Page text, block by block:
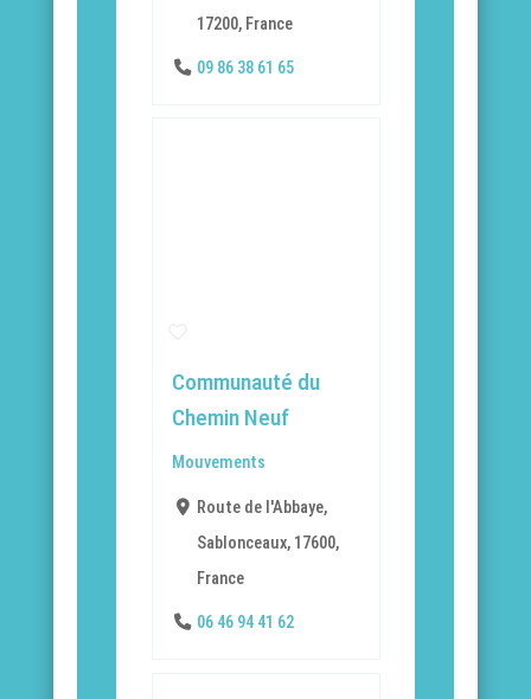
17200, France
09 86 38 61 65
Communauté du
Chemin Neuf
Mouvements
Route de l'Abbaye,
Sablonceaux, 17600,
France
06 46 94 41 62